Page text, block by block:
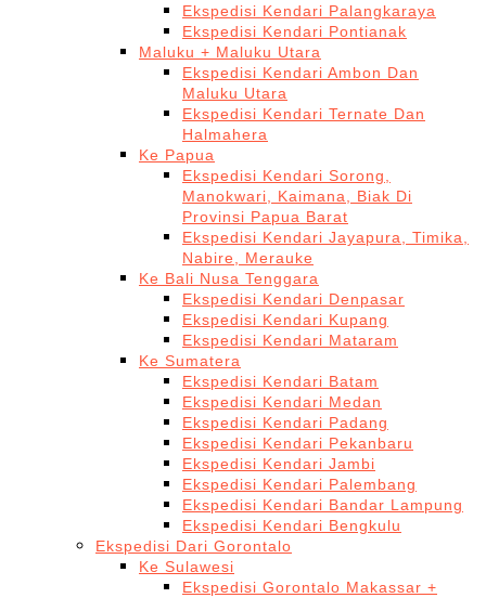
Ekspedisi Kendari Palangkaraya
Ekspedisi Kendari Pontianak
Maluku + Maluku Utara
Ekspedisi Kendari Ambon Dan
Maluku Utara
Ekspedisi Kendari Ternate Dan
Halmahera
Ke Papua
Ekspedisi Kendari Sorong,
Manokwari, Kaimana, Biak Di
Provinsi Papua Barat
Ekspedisi Kendari Jayapura, Timika,
Nabire, Merauke
Ke Bali Nusa Tenggara
Ekspedisi Kendari Denpasar
Ekspedisi Kendari Kupang
Ekspedisi Kendari Mataram
Ke Sumatera
Ekspedisi Kendari Batam
Ekspedisi Kendari Medan
Ekspedisi Kendari Padang
Ekspedisi Kendari Pekanbaru
Ekspedisi Kendari Jambi
Ekspedisi Kendari Palembang
Ekspedisi Kendari Bandar Lampung
Ekspedisi Kendari Bengkulu
Ekspedisi Dari Gorontalo
Ke Sulawesi
Ekspedisi Gorontalo Makassar +